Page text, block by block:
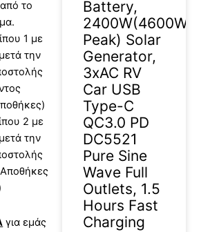
το
1 με
την
2 με
την
για εμάς
Battery,
2400W(4600W
Peak) Solar
Generator,
3xAC RV
Car USB
Type-C
QC3.0 PD
DC5521
Pure Sine
Wave Full
Outlets, 1.5
Hours Fast
Charging